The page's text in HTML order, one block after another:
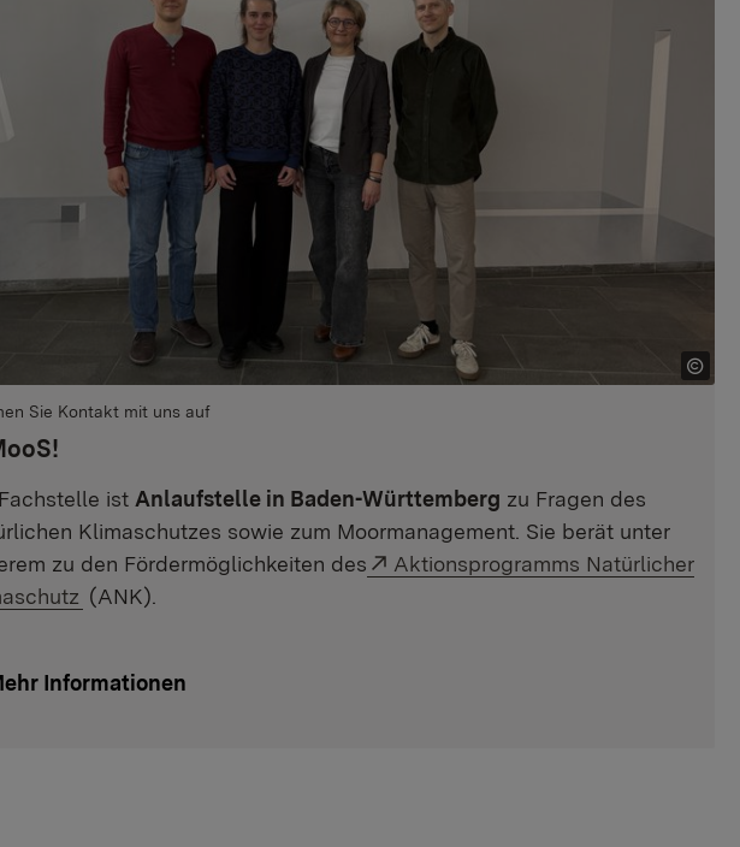
Sie Kontakt mit uns auf
ist Anlaufstelle in Baden-Württemberg zu Fragen des
Klimaschutzes sowie zum Moormanagement. Sie berät unter
zu den Fördermöglichkeiten des
Externer Link:
Aktionsprogramms Natürlicher
(ANK).
Informationen